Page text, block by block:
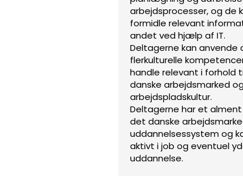
arbejdsprocesser, og de
formidle relevant
andet ved hjælp af IT.
Deltagerne kan anvende
flerkulturelle
handle relevant i forhold
danske arbejdsmarked
arbejdspladskultur.
Deltagerne har et
det danske
uddannelsessystem og
aktivt i job og eventuel
uddannelse.